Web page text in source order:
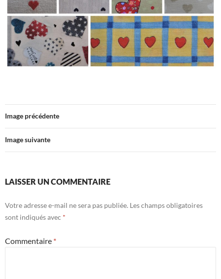
Image précédente
Image suivante
LAISSER UN COMMENTAIRE
Votre adresse e-mail ne sera pas publiée. Les champs obligatoires
sont indiqués avec *
Commentaire *